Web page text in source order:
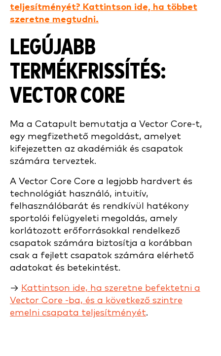
teljesítményét? Kattintson ide, ha többet
szeretne megtudni.
LEGÚJABB
TERMÉKFRISSÍTÉS:
VECTOR CORE
Ma a Catapult bemutatja a Vector Core-t,
egy megfizethető megoldást, amelyet
kifejezetten az akadémiák és csapatok
számára terveztek.
A Vector Core Core a legjobb hardvert és
technológiát használó, intuitív,
felhasználóbarát és rendkívül hatékony
sportolói felügyeleti megoldás, amely
korlátozott erőforrásokkal rendelkező
csapatok számára biztosítja a korábban
csak a fejlett csapatok számára elérhető
adatokat és betekintést.
→ Kattintson ide, ha szeretne befektetni a
Vector Core -ba, és a következő szintre
emelni csapata teljesítményét.